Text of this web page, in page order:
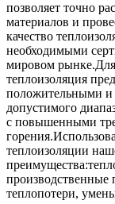
позволяет точно
материалов и
качество
необходимыми
мировом
теплоизоляция
положительными и
допустимого
с повышенными
теплоизоляции
теплопотери,